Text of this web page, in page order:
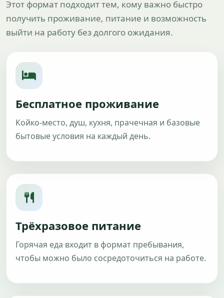
Этот формат подходит тем, кому важно быстро
получить проживание, питание и возможность
выйти на работу без долгого ожидания.
Бесплатное проживание
Койко-место, душ, кухня, прачечная и базовые
бытовые условия на каждый день.
Трёхразовое питание
Горячая еда входит в формат пребывания,
чтобы можно было сосредоточиться на работе.